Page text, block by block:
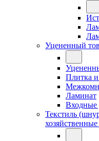
Уцененный
Плитка
Ламинат
Входные
Текстиль